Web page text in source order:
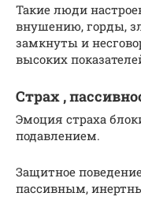
Такие люди
внушению, горды,
замкнуты и
высоких
Страх ,
Эмоция страха
подавлением.
Защитное
пассивным,